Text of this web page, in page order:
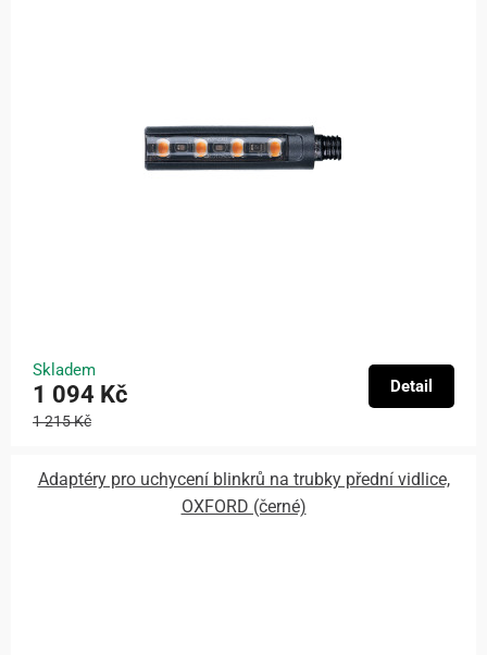
Skladem
1 094 Kč
1 215 Kč
Detail
Adaptéry pro uchycení blinkrů na trubky přední vidlice,
OXFORD (černé)